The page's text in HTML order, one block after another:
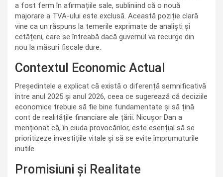
a fost ferm în afirmațiile sale, subliniind că o nouă
majorare a TVA-ului este exclusă. Această poziție clară
vine ca un răspuns la temerile exprimate de analiști și
cetățeni, care se întreabă dacă guvernul va recurge din
nou la măsuri fiscale dure.
Contextul Economic Actual
Președintele a explicat că există o diferență semnificativă
între anul 2025 și anul 2026, ceea ce sugerează că deciziile
economice trebuie să fie bine fundamentate și să țină
cont de realitățile financiare ale țării. Nicușor Dan a
menționat că, în ciuda provocărilor, este esențial să se
prioritizeze investițiile vitale și să se evite împrumuturile
inutile.
Promisiuni și Realitate